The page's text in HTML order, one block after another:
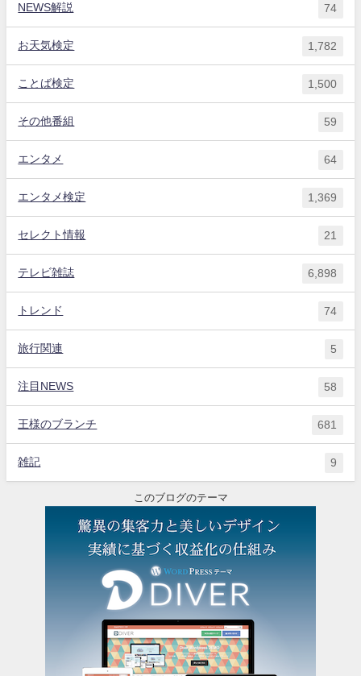
NEWS解説 74
お天気検定 1,782
ことば検定 1,500
その他番組 59
エンタメ 64
エンタメ検定 1,369
セレクト情報 21
テレビ雑誌 6,898
トレンド 74
旅行関連 5
注目NEWS 58
王様のブランチ 681
雑記 9
このブログのテーマ